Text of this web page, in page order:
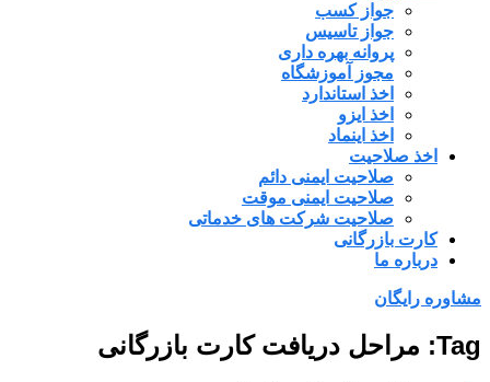
جواز کسب
جواز تاسیس
پروانه بهره داری
مجوز آموزشگاه
اخذ استاندارد
اخذ ایزو
اخذ اینماد
اخذ صلاحیت
صلاحیت ایمنی دائم
صلاحیت ایمنی موقت
صلاحیت شرکت های خدماتی
کارت بازرگانی
درباره ما
مشاوره رایگان
Tag: مراحل دریافت کارت بازرگانی